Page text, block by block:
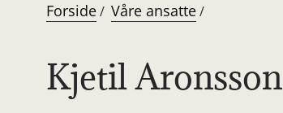
Forside/ Våre ansatte/
Kjetil Aronsson